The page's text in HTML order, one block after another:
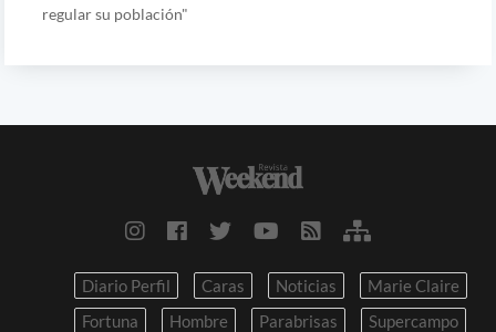
regular su población"
Diario Perfil Caras Noticias
Marie Claire
Fortuna
Hombre Parabrisas
Supercampo